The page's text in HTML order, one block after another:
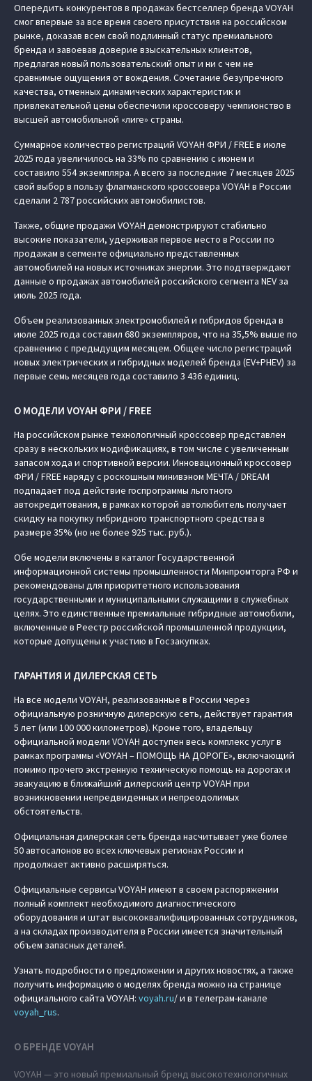
Опередить конкурентов в продажах бестселлер бренда VOYAH
смог впервые за все время своего присутствия на российском
рынке, доказав всем свой подлинный статус премиального
бренда и завоевав доверие взыскательных клиентов,
предлагая новый пользовательский опыт и ни с чем не
сравнимые ощущения от вождения. Сочетание безупречного
качества, отменных динамических характеристик и
привлекательной цены обеспечили кроссоверу чемпионство в
высшей автомобильной «лиге» страны.
Суммарное количество регистраций VOYAH ФРИ / FREE в июле
2025 года увеличилось на 33% по сравнению с июнем и
составило 554 экземпляра. А всего за последние 7 месяцев 2025
свой выбор в пользу флагманского кроссовера VOYAH в России
сделали 2 787 российских автомобилистов.
Также, общие продажи VOYAH демонстрируют стабильно
высокие показатели, удерживая первое место в России по
продажам в сегменте официально представленных
автомобилей на новых источниках энергии. Это подтверждают
данные о продажах автомобилей российского сегмента NEV за
июль 2025 года.
Объем реализованных электромобилей и гибридов бренда в
июле 2025 года составил 680 экземпляров, что на 35,5% выше по
сравнению с предыдущим месяцем. Общее число регистраций
новых электрических и гибридных моделей бренда (EV+PHEV) за
первые семь месяцев года составило 3 436 единиц.
О МОДЕЛИ VOYAH ФРИ / FREE
На российском рынке технологичный кроссовер представлен
сразу в нескольких модификациях, в том числе с увеличенным
запасом хода и спортивной версии. Инновационный кроссовер
ФРИ / FREE наряду с роскошным минивэном МЕЧТА / DREAM
подпадает под действие госпрограммы льготного
автокредитования, в рамках которой автолюбитель получает
скидку на покупку гибридного транспортного средства в
размере 35% (но не более 925 тыс. руб.).
Обе модели включены в каталог Государственной
информационной системы промышленности Минпромторга РФ и
рекомендованы для приоритетного использования
государственными и муниципальными служащими в служебных
целях. Это единственные премиальные гибридные автомобили,
включенные в Реестр российской промышленной продукции,
которые допущены к участию в Госзакупках.
ГАРАНТИЯ И ДИЛЕРСКАЯ СЕТЬ
На все модели VOYAH, реализованные в России через
официальную розничную дилерскую сеть, действует гарантия
5 лет (или 100 000 километров). Кроме того, владельцу
официальной модели VOYAH доступен весь комплекс услуг в
рамках программы «VOYAH – ПОМОЩЬ НА ДОРОГЕ», включающий
помимо прочего экстренную техническую помощь на дорогах и
эвакуацию в ближайший дилерский центр VOYAH при
возникновении непредвиденных и непреодолимых
обстоятельств.
Официальная дилерская сеть бренда насчитывает уже более
50 автосалонов во всех ключевых регионах России и
продолжает активно расширяться.
Официальные сервисы VOYAH имеют в своем распоряжении
полный комплект необходимого диагностического
оборудования и штат высококвалифицированных сотрудников,
а на складах производителя в России имеется значительный
объем запасных деталей.
Узнать подробности о предложении и других новостях, а также
получить информацию о моделях бренда можно на странице
официального сайта VOYAH: voyah.ru/ и в телеграм-канале
voyah_rus.
О БРЕНДЕ VOYAH
VOYAH — это новый премиальный бренд высокотехнологичных